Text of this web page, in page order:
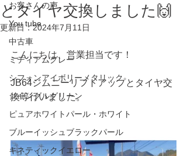
お客さんの声
You tube
中古車
ミディアムグレー
シフォンアイボリーメタリック
ジャングルグリーン
ピュアホワイトパール・ホワイト
ブルーイッシュブラックパール
キネティックイエロー
とタイヤ交換しました🙌
更新日：2024年7月11日
こんにちは、営業担当です！
JB64ジムニーリフトアップとタイヤ交
換等行いました。